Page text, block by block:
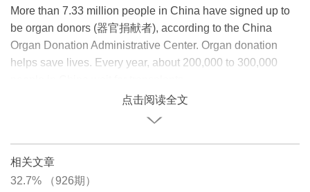
More than 7.33 million people in China have signed up to
be organ donors (器官捐献者), according to the China
Organ Donation Administrative Center. Organ donation
helps save lives. Every year, about 200,000 to 300,000
点击阅读全文
相关文章
32.7% （926期）